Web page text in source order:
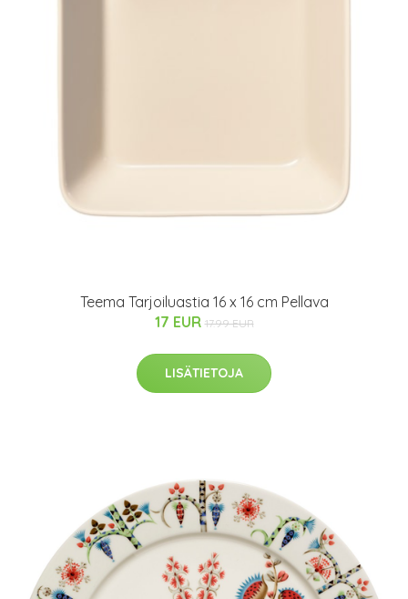
Teema Tarjoiluastia 16 x 16 cm Pellava
17 EUR 17.99 EUR
LISÄTIETOJA